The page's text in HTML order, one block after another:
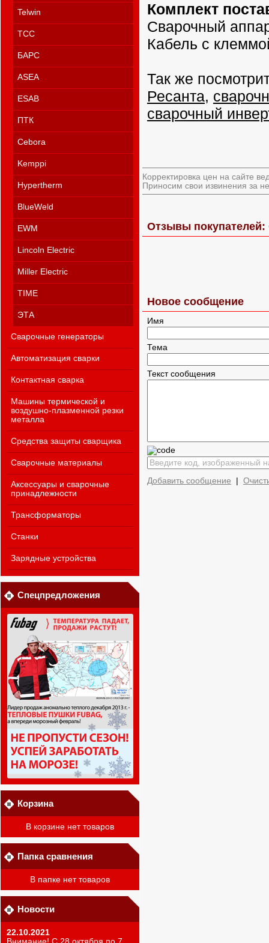
Telwin
ТСС
БАРС
ASEA
ESAB
ПТК
Cebora
Kemppi
Hypertherm
BlueWeld
EWM
Lincoln Electric
Miller Electric
TIME
ЭТА
Сварочные генераторы
Автоматизация сварки
Контактная сварка
Машины термической и
воздушно-плазменной резки
металла
Средства защиты сварщика
Сварочные материалы
Аксессуары и сварочные
принадлежности
Трансформаторы
Станки
Зарядные устройства
Спецпредложения
Корзина
В корзине нет товаров
Папка сравнения
В папке нет товаров
Новости
22.10.2021
Комплект
Сварочный
Кабель с
Так же
Ресанта,
сварочный
Корректировка цен на сайте
Приносим свои извинения за
Отзывы покупателей:
Новое сообщение
Имя
Тема
Текст сообщения
Добавить сообщение